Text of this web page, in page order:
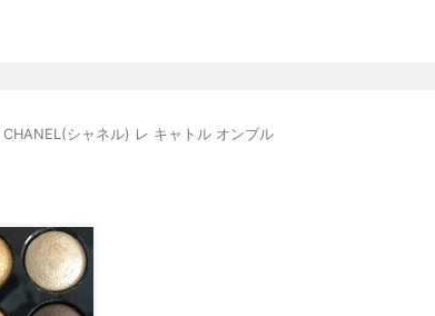
CHANEL(シャネル) レ キャトル オンブル